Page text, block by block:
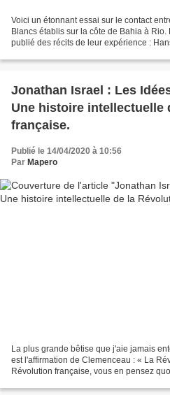
Voici un étonnant essai sur le contact
Blancs établis sur la côte de Bahia à
publié des récits de leur expérience :
Jonathan Israel : Les
Une histoire intellectuelle
française.
Publié le 14/04/2020 à 10:56
Par Mapero
La plus grande bêtise que j'aie jamais
est l'affirmation de Clemenceau : « La
Révolution française, vous en pensez